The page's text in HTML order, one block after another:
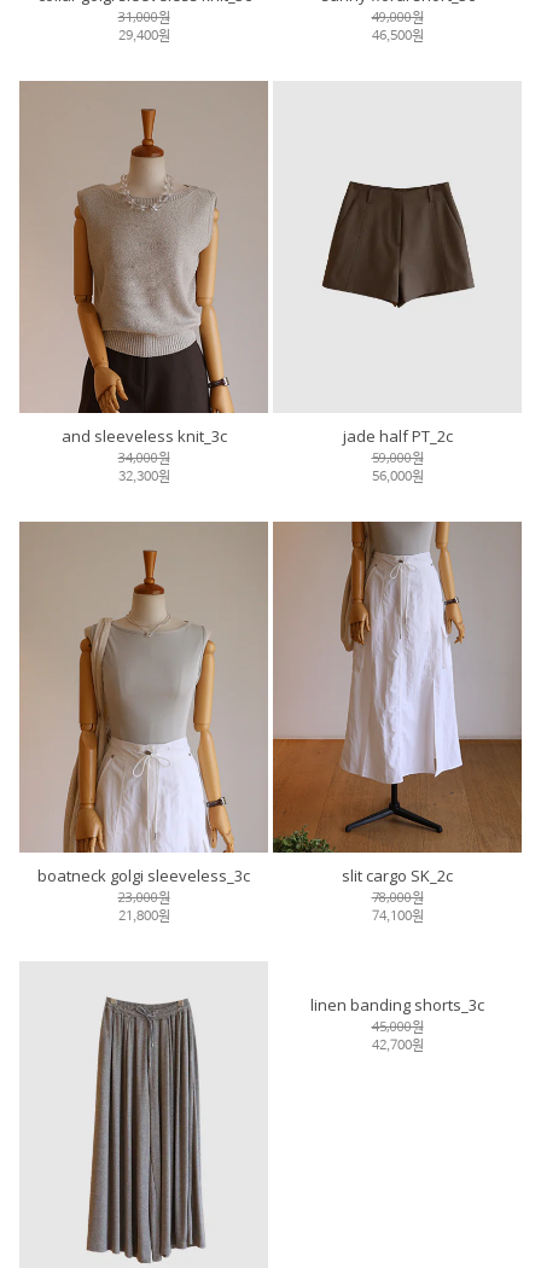
31,000원
29,400원
49,000원
46,500원
and sleeveless knit_3c
34,000원
32,300원
jade half PT_2c
59,000원
56,000원
boatneck golgi sleeveless_3c
23,000원
21,800원
slit cargo SK_2c
78,000원
74,100원